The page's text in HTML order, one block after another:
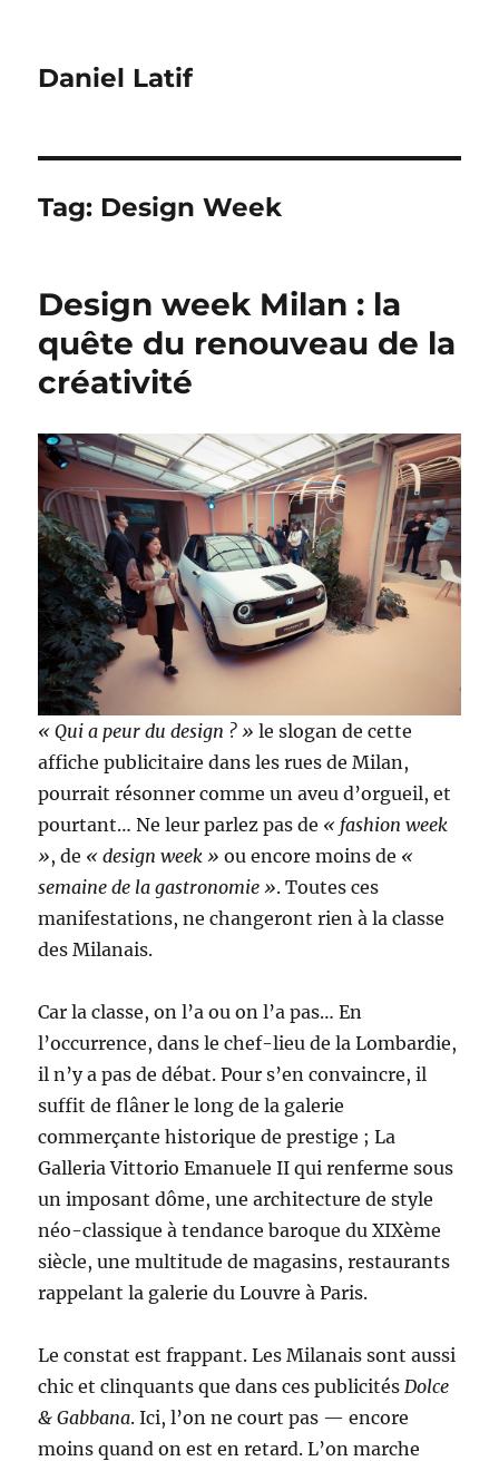
Daniel Latif
Tag: Design Week
Design week Milan : la
quête du renouveau de la
créativité
« Qui a peur du design ? » le slogan de cette
affiche publicitaire dans les rues de Milan,
pourrait résonner comme un aveu d’orgueil, et
pourtant… Ne leur parlez pas de « fashion week
», de « design week »ou encore moins de «
semaine de la gastronomie ». Toutes ces
manifestations, ne changeront rien à la classe
des Milanais.
Car la classe, on l’a ou on l’a pas… En
l’occurrence, dans le chef-lieu de la Lombardie,
il n’y a pas de débat. Pour s’en convaincre, il
suffit de flâner le long de la galerie
commerçante historique de prestige ; La
Galleria Vittorio Emanuele II qui renferme sous
un imposant dôme, une architecture de style
néo-classique à tendance baroque du XIXème
siècle, une multitude de magasins, restaurants
rappelant la galerie du Louvre à Paris.
Le constat est frappant. Les Milanais sont aussi
chic et clinquants que dans ces publicités Dolce
& Gabbana. Ici, l’on ne court pas — encore
moins quand on est en retard. L’on marche